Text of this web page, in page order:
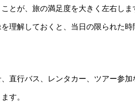
とが、旅の満足度を大きく左右しま
理解しておくと、当日の限られた時
直行バス、レンタカー、ツアー参加
す。